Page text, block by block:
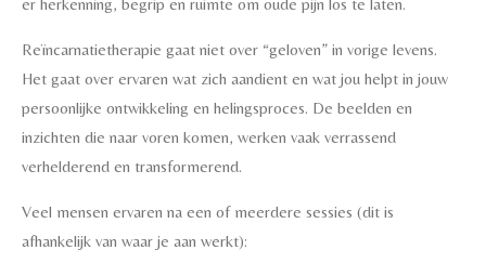
er herkenning, begrip en ruimte om oude pijn los te laten.
Reïncarnatietherapie gaat niet over “geloven” in vorige levens.
Het gaat over ervaren wat zich aandient en wat jou helpt in jouw
persoonlijke ontwikkeling en helingsproces. De beelden en
inzichten die naar voren komen, werken vaak verrassend
verhelderend en transformerend.
Veel mensen ervaren na een of meerdere sessies (dit is
afhankelijk van waar je aan werkt):